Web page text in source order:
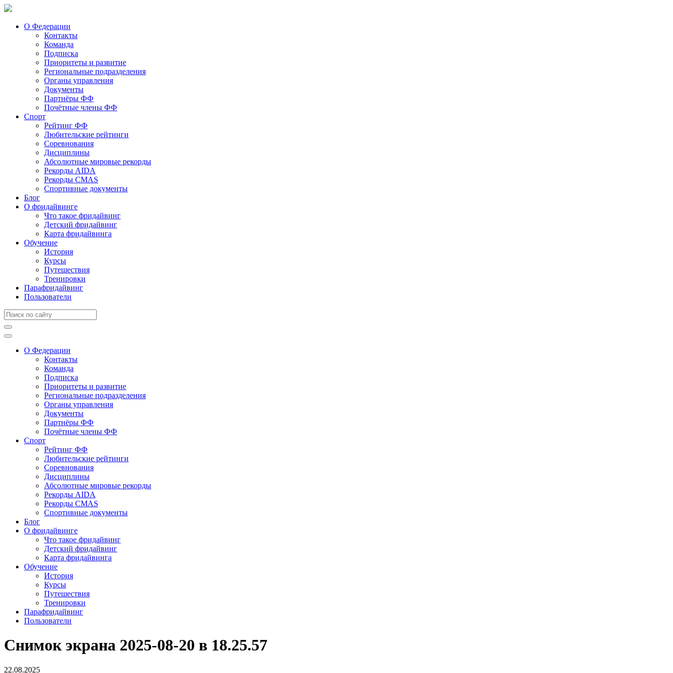
О Федерации
Контакты
Команда
Подписка
Приоритеты и развитие
Региональные подразделения
Органы управления
Документы
Партнёры ФФ
Почётные члены ФФ
Спорт
Рейтинг ФФ
Любительские рейтинги
Соревнования
Дисциплины
Абсолютные мировые рекорды
Рекорды AIDA
Рекорды CMAS
Спортивные документы
Блог
О фридайвинге
Что такое фридайвинг
Детский фридайвинг
Карта фридайвинга
Обучение
История
Курсы
Путешествия
Тренировки
Парафридайвинг
Пользователи
О Федерации
Контакты
Команда
Подписка
Приоритеты и развитие
Региональные подразделения
Органы управления
Документы
Партнёры ФФ
Почётные члены ФФ
Спорт
Рейтинг ФФ
Любительские рейтинги
Соревнования
Дисциплины
Абсолютные мировые рекорды
Рекорды AIDA
Рекорды CMAS
Спортивные документы
Блог
О фридайвинге
Что такое фридайвинг
Детский фридайвинг
Карта фридайвинга
Обучение
История
Курсы
Путешествия
Тренировки
Парафридайвинг
Пользователи
Снимок экрана 2025-08-20 в 18.25.57
22.08.2025